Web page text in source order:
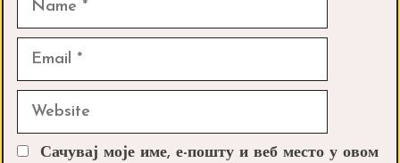
Сачувај моје име, е-пошту и веб место у овом